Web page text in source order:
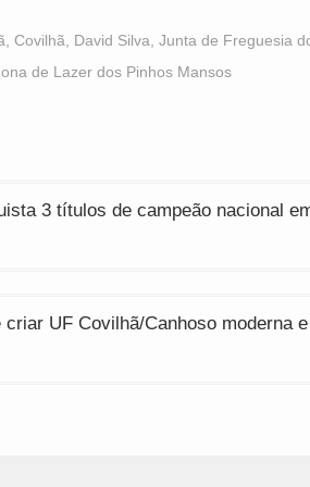
, Covilhã, David Silva, Junta de Freguesia
de Lazer dos Pinhos Mansos
3 títulos de campeão nacional
UF Covilhã/Canhoso moderna e